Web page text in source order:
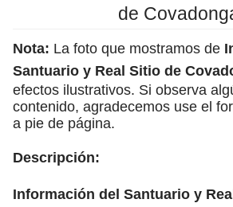
de
Nota: La foto que mostramos de
Santuario y Real Sitio de
efectos ilustrativos. Si observa
contenido, agradecemos use el
a pie de página.
Descripción:
Información del Santuario y